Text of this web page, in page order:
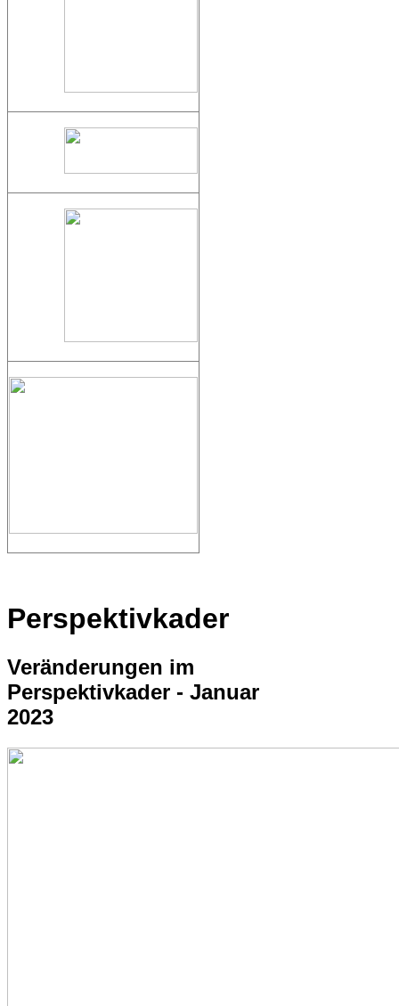
Perspektivkader
Veränderungen im
Perspektivkader - Januar
2023